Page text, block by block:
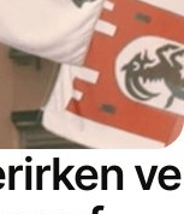
ve